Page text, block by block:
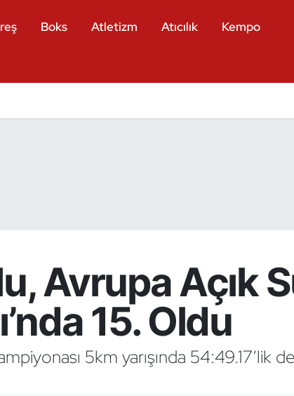
Boks Atletizm Atıcılık
Kempo
Avrupa Açık
15. Oldu
5km yarışında 54:49.17’lik